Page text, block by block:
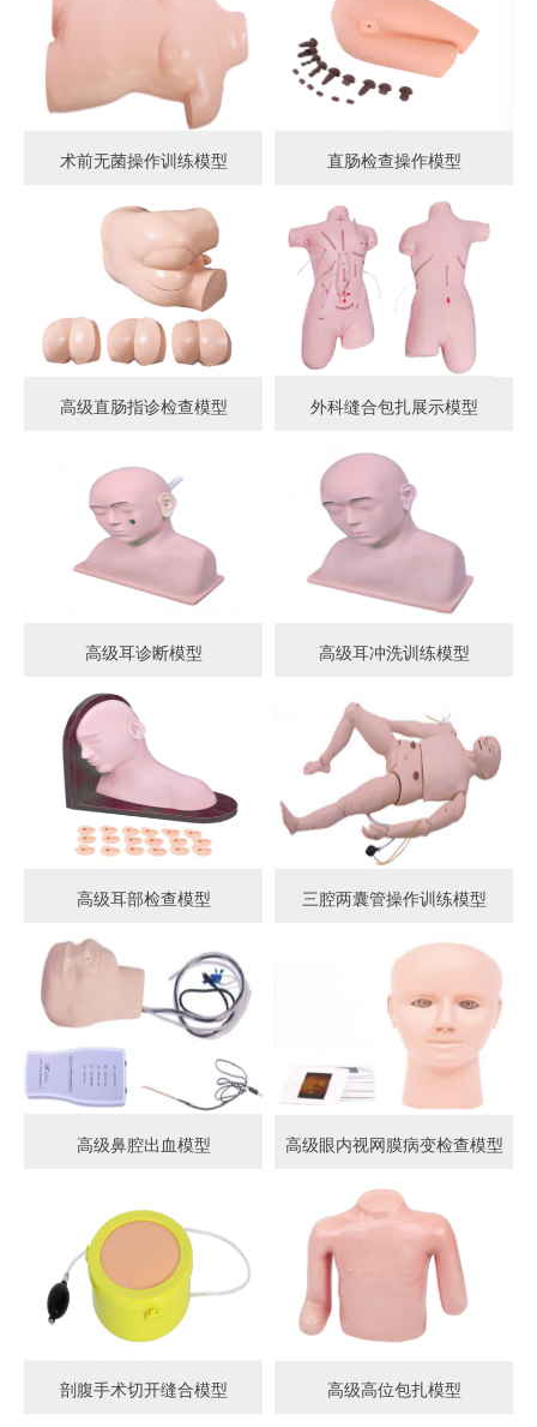
术前无菌操作训练模型 直肠检查操作模型
高级直肠指诊检查模型 外科缝合包扎展示模型
高级耳诊断模型 高级耳冲洗训练模型
高级耳部检查模型 三腔两囊管操作训练模型
高级鼻腔出血模型 高级眼内视网膜病变检查模型
剖腹手术切开缝合模型 高级高位包扎模型